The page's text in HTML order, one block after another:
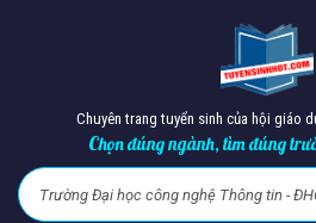
Chuyên trang tuyển sinh của hội giáo
Chọn đúng ngành, tìm đúng